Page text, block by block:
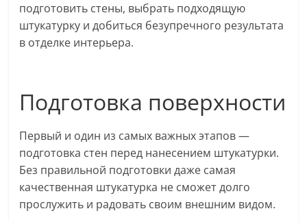
подготовить стены, выбрать подходящую
штукатурку и добиться безупречного результата
в отделке интерьера.
Подготовка поверхности
Первый и один из самых важных этапов —
подготовка стен перед нанесением штукатурки.
Без правильной подготовки даже самая
качественная штукатурка не сможет долго
прослужить и радовать своим внешним видом.